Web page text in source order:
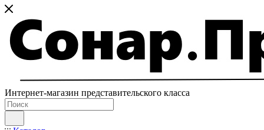
Интернет-магазин представительского класса